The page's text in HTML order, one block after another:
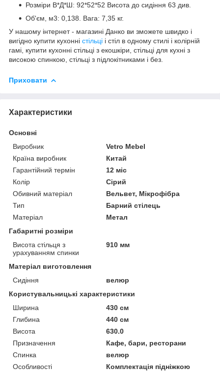
Розміри В*Д*Ш: 92*52*52 Висота до сидіння 63 див.
Об'єм, м3: 0,138. Вага: 7,35 кг.
У нашому інтернет - магазині Данко ви зможете швидко і
вигідно купити кухонні стільці і стіл в одному стилі і колірній
гамі, купити кухонні стільці з екошкіри, стільці для кухні з
високою спинкою, стільці з підлокітниками і без.
Приховати
Характеристики
Основні
Виробник
Vetro Mebel
Країна виробник
Китай
Гарантійний термін
12 міс
Колір
Сірий
Обивний матеріал
Вельвет, Мікрофібра
Тип
Барний стілець
Матеріал
Метал
Габаритні розміри
Висота стільця з
урахуванням спинки
910 мм
Матеріал виготовлення
Сидіння
велюр
Користувальницькі характеристики
Ширина
430 см
Глибина
440 см
Висота
630.0
Призначення
Кафе, бари, ресторани
Спинка
велюр
Особливості
Комплектація підніжкою